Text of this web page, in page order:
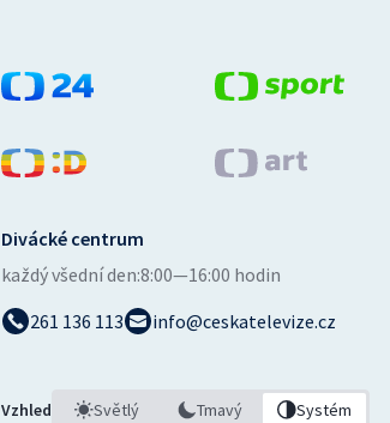
Divácké centrum
každý všední den:8:00—16:00 hodin
261 136 113
info@ceskatelevize.cz
Vzhled Světlý Tmavý Systém